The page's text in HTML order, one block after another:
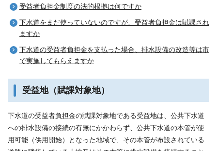
受益者負担金制度の法的根拠は何ですか
下水道をまだ使っていないのですが、受益者負担金は賦課され
ますか
下水道の受益者負担金を支払った場合、排水設備の改造等は市
で実施してもらえますか
受益地（賦課対象地）
下水道の受益者負担金の賦課対象地である受益地は、公共下水道
への排水設備の接続の有無にかかわらず、公共下水道の本管が使
用可能（供用開始）となった地域で、その本管が布設されている